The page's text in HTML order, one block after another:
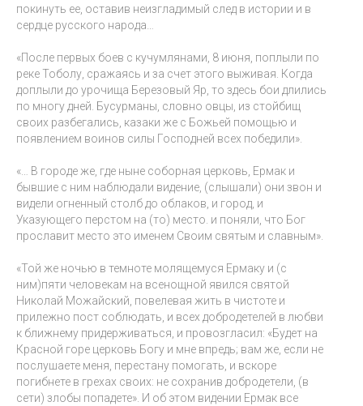
покинуть ее, оставив неизгладимый след в истории и в
сердце русского народа…
«После первых боев с кучумлянами, 8 июня, поплыли по
реке Тоболу, сражаясь и за счет этого выживая. Когда
доплыли до урочища Березовый Яр, то здесь бои длились
по многу дней. Бусурманы, словно овцы, из стойбищ
своих разбегались, казаки же с Божьей помощью и
появлением воинов силы Господней всех победили».
«… В городе же, где ныне соборная церковь, Ермак и
бывшие с ним наблюдали видение, (слышали) они звон и
видели огненный столб до облаков, и город, и
Указующего перстом на (то) место. и поняли, что Бог
прославит место это именем Своим святым и славным».
«Той же ночью в темноте молящемуся Ермаку и (с
ним)пяти человекам на всенощной явился святой
Николай Можайский, повелевая жить в чистоте и
прилежно пост соблюдать, и всех добродетелей в любви
к ближнему придерживаться, и провозгласил: «Будет на
Красной горе церковь Богу и мне впредь; вам же, если не
послушаете меня, перестану помогать, и вскоре
погибнете в грехах своих: не сохранив добродетели, (в
сети) злобы попадете». И об этом видении Ермак все